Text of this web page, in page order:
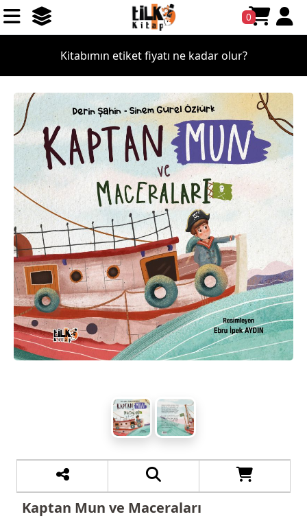
0
Kitabımın etiket fiyatı ne kadar olur?
Kaptan Mun ve Maceraları